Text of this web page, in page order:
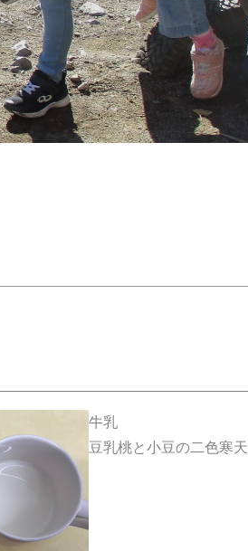
牛乳
豆乳桃と小豆の二色寒天